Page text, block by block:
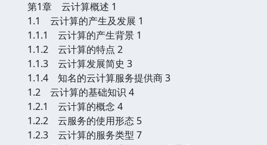
第1章 云计算概述 1
1.1 云计算的产生及发展 1
1.1.1 云计算的产生背景 1
1.1.2 云计算的特点 2
1.1.3 云计算发展简史 3
1.1.4 知名的云计算服务提供商 3
1.2 云计算的基础知识 4
1.2.1 云计算的概念 4
1.2.2 云服务的使用形态 5
1.2.3 云计算的服务类型 7